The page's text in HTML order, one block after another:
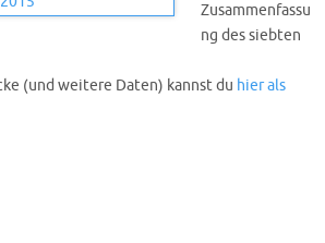
Zusammenfassu
ng des siebten
(und weitere Daten) kannst du hier als